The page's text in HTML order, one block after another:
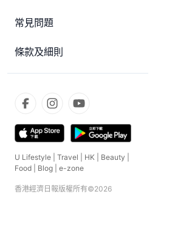
常見問題
條款及細則
U Lifestyle Travel HK Beauty
Food
Blog e-zone
香港經濟日報版權所有©2026